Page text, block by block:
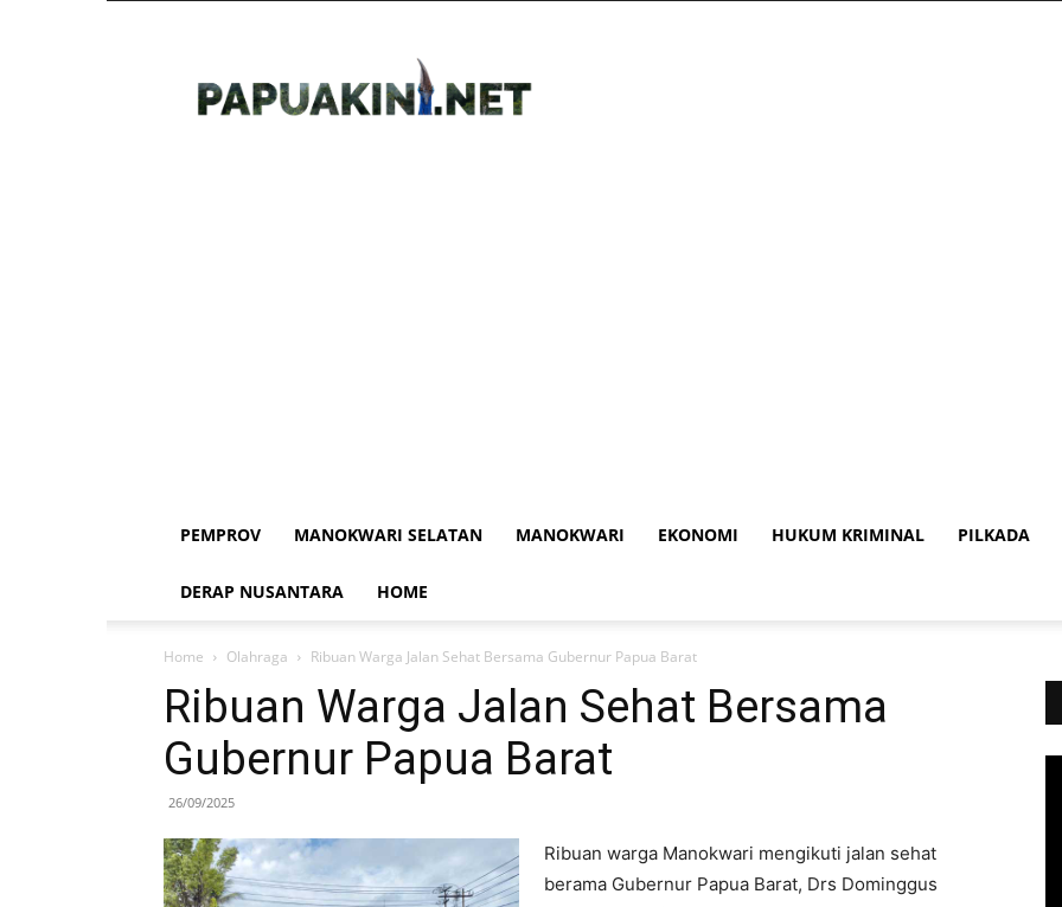
PEMPROV MANOKWARI SELATAN MANOKWARI EKONOMI HUKUM KRIMINAL PILKADA
DERAP NUSANTARA HOME
Home Olahraga Ribuan Warga Jalan Sehat Bersama Gubernur Papua Barat
Ribuan Warga Jalan Sehat Bersama
Gubernur Papua Barat
26/09/2025
Ribuan warga Manokwari mengikuti jalan sehat
berama Gubernur Papua Barat, Drs Dominggus